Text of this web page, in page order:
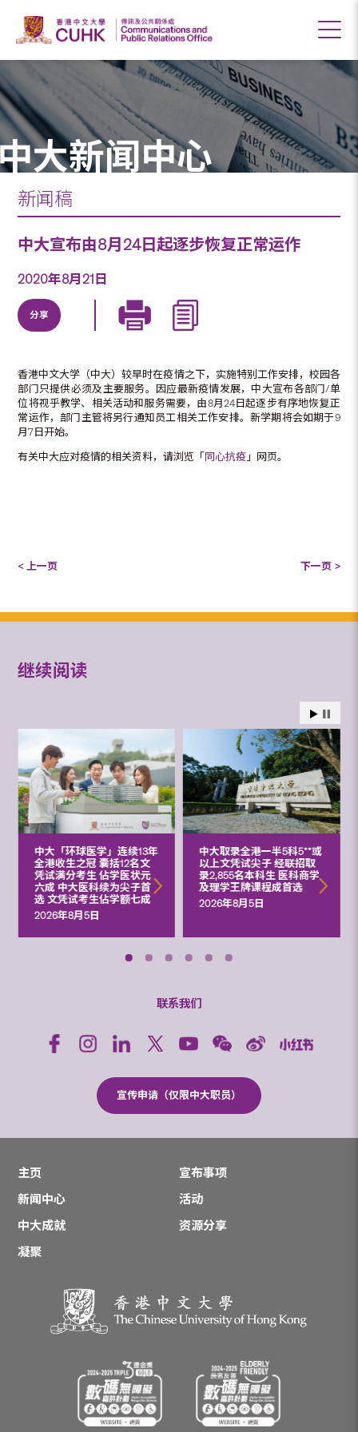
大新闻中心
新闻稿
中大宣布由8月24日起逐步恢复正常运作
2020年8月21日
分享
香港中文大学（中大）较早时在疫情之下，实施特别工作安排，校园各
部门只提供必须及主要服务。因应最新疫情发展，中大宣布各部门/单
位将视乎教学、相关活动和服务需要，由8月24日起逐步有序地恢复正
常运作，部门主管将另行通知员工相关工作安排。新学期将会如期于9
月7日开始。
有关中大应对疫情的相关资料，请浏览「 同心抗疫 」网页。
< 上一页 下一页 >
继续阅读
中大「环球医学」连续13年
全港收生之冠 囊括12名文
凭试满分考生 佔学医状元
六成 中大医科续为尖子首
选 文凭试考生佔学额七成
2026年8月5日
中大取录全港一半5科5**或
以上文凭试尖子 经联招取
录2,855名本科生 医科商学
及理学王牌课程成首选
2026年8月5日
联系我们
宣传申请（仅限中大职员）
主页
宣布事项
新闻中心
活动
中大成就
资源分享
凝聚